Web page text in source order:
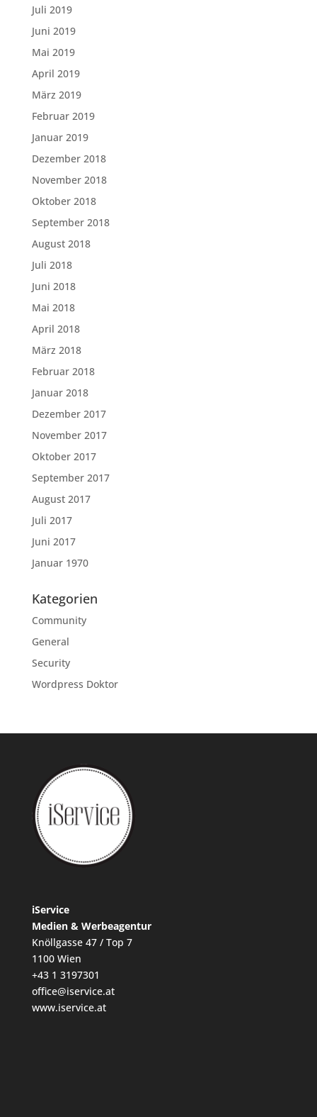
Juli 2019
Juni 2019
Mai 2019
April 2019
März 2019
Februar 2019
Januar 2019
Dezember 2018
November 2018
Oktober 2018
September 2018
August 2018
Juli 2018
Juni 2018
Mai 2018
April 2018
März 2018
Februar 2018
Januar 2018
Dezember 2017
November 2017
Oktober 2017
September 2017
August 2017
Juli 2017
Juni 2017
Januar 1970
Kategorien
Community
General
Security
Wordpress Doktor
iService
Medien & Werbeagentur
Knöllgasse 47 / Top 7
1100 Wien
+43 1 3197301
office@iservice.at
www.iservice.at